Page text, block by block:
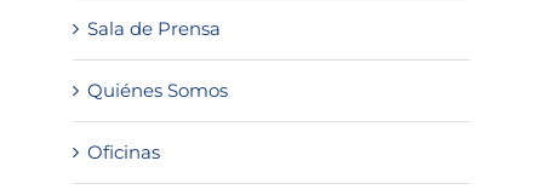
Sala de Prensa
Quiénes Somos
Oficinas